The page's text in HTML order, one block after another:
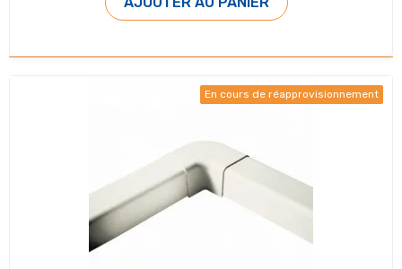
En cours de réapprovisionnement